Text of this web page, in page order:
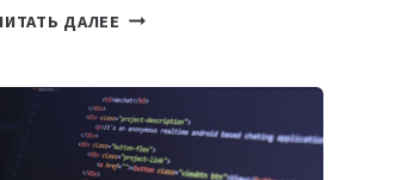
ДАЛЕЕ ТАСК-
ПОЛЕЗНЫХ
ИНСТРУМЕНТОВ
ДЛЯ